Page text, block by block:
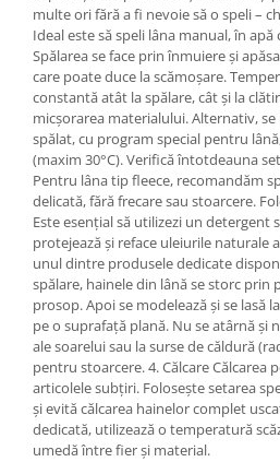
multe ori fără a fi nevoie să o speli –
Ideal este să speli lâna manual, în
Spălarea se face prin înmuiere și
care poate duce la scămoșare.
constantă atât la spălare, cât și la
micșorarea materialului. Alternativ,
spălat, cu program special pentru
(maxim 30°C). Verifică întotdeauna
Pentru lâna tip fleece, recomandăm
delicată, fără frecare sau stoarcere.
Este esențial să utilizezi un detergent
protejează și reface uleiurile naturale
unul dintre produsele dedicate
spălare, hainele din lână se storc prin
prosop. Apoi se modelează și se lasă
pe o suprafață plană. Nu se atârnă și
ale soarelui sau la surse de căldură
pentru stoarcere. 4. Călcare Călcarea
articolele subțiri. Folosește setarea
și evită călcarea hainelor complet
dedicată, utilizează o temperatură
umedă între fier și material.